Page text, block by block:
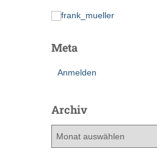
Meta
Anmelden
Archiv